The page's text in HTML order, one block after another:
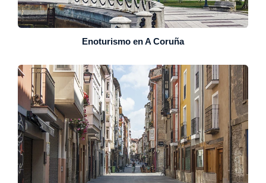
Enoturismo en A Coruña